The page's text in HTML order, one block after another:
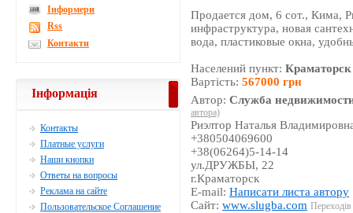
Продается дом, 6 сот., Кима,
инфраструктура, новая
вода, пластиковые окна,
Населений пункт:Краматорск
Вартість:567000 грн
Автор:Служба
автора)
Риэлтор Наталья
+380504069600
+38(06264)5-14-14
ул.ДРУЖБЫ, 22
г.Краматорск
E-mail:Написати листа автору
Сайт:www.slugba.com
Інформери
Rss
Контакти
Інформація
Контакты
Платные услуги
Наши кнопки
Ответы на вопросы
Реклама на сайте
Пользовательское Соглашение